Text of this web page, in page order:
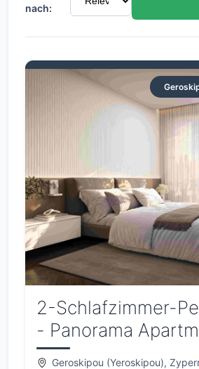
nach:
2-Schlafzimmer-
- Panorama
Geroskipou (Yeroskipou),